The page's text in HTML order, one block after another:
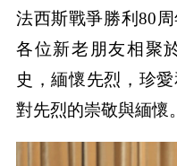
法西斯戰爭勝利80
各位新老朋友相聚
史，緬懷先烈，珍
對先烈的崇敬與緬懷。